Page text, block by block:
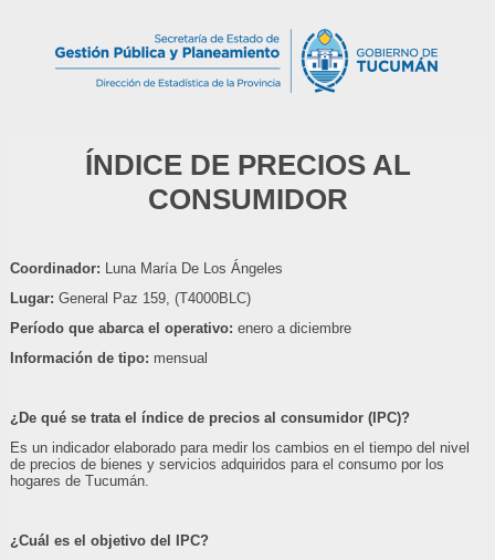
ÍNDICE DE PRECIOS AL
CONSUMIDOR
Coordinador: Luna María De Los Ángeles
Lugar: General Paz 159, (T4000BLC)
Período que abarca el operativo: enero a diciembre
Información de tipo: mensual
¿De qué se trata el índice de precios al consumidor (IPC)?
Es un indicador elaborado para medir los cambios en el tiempo del nivel
de precios de bienes y servicios adquiridos para el consumo por los
hogares de Tucumán.
¿Cuál es el objetivo del IPC?